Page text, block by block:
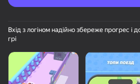
Вхід з логіном надійно збереже прогрес і
грі